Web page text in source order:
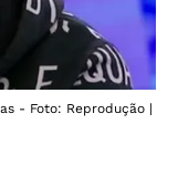
- Foto: Reprodução |